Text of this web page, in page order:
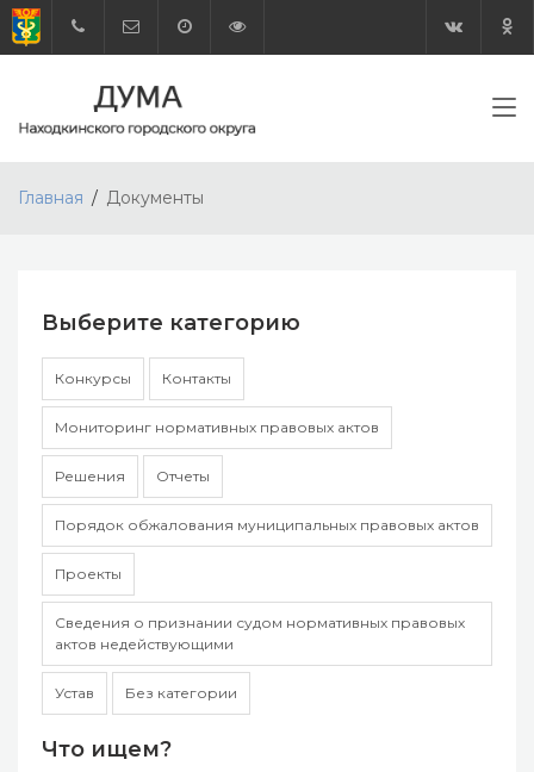
Главная Документы
Выберите категорию
Конкурсы Контакты
Мониторинг нормативных правовых актов
Решения Отчеты
Порядок обжалования муниципальных правовых актов
Проекты
Сведения о признании судом нормативных правовых
актов недействующими
Устав Без категории
Что ищем?